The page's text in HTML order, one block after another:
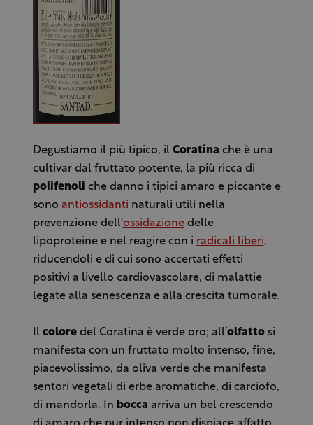
Degustiamo il più tipico, il Coratina che è una
cultivar dal fruttato potente, la più ricca di
polifenoli che danno i tipici amaro e piccante e
sono antiossidanti naturali utili nella
prevenzione dell'ossidazionedelle
lipoproteine e nel reagire con i radicali liberi,
riducendoli e di cui sono accertati effetti
positivi a livello cardiovascolare, di malattie
legate alla senescenza e alla crescita tumorale.
Il coloredel Coratina è verde oro; all’olfattosi
manifesta con un fruttato molto intenso, fine,
piacevolissimo, da oliva verde che manifesta
sentori vegetali di erbe aromatiche, di carciofo,
di mandorla. In bocca arriva un bel crescendo